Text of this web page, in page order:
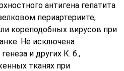
антигена гепатита
периартериите,
кореподобных вирусов при
Не исключена
и других К. б.,
тканях при